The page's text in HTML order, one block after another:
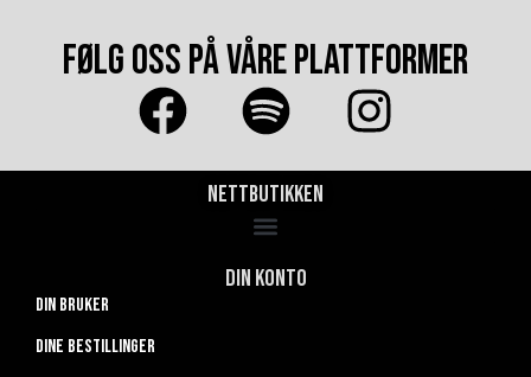
FØLG OSS PÅ VÅRE PLATTFORMER
Nettbutikken
Din konto
Din bruker
Dine bestillinger